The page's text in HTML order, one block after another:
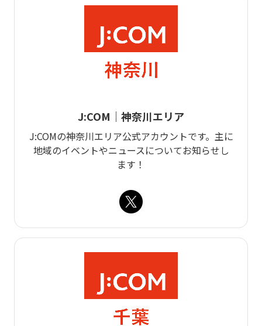
J:COM｜神奈川エリア
J:COMの神奈川エリア公式アカウントです。主に
地域のイベントやニュースについてお知らせし
ます！